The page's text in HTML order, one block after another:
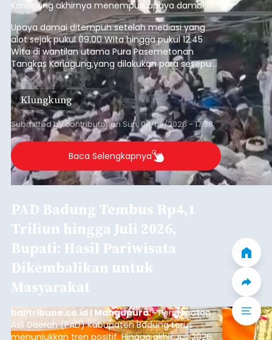
Sempat Terjadi Perseteruan
Terkait Pembangunan Pura
Kawitan, Pasemetonan
Tangkas Koriagung Akhirnya
Tempuh Upaya Damai
balitribune.co.id I Semarapura -Meski sempat